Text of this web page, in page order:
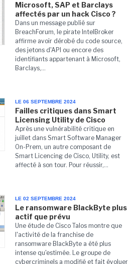
Microsoft, SAP et Barclays
affectés par un hack Cisco ?
Dans un message publié sur
BreachForum, le pirate IntelBroker
affirme avoir dérobé du code source,
des jetons d'API ou encore des
identifiants appartenant à Microsoft,
Barclays,...
LE 06 SEPTEMBRE 2024
Failles critiques dans Smart
Licensing Utility de Cisco
Après une vulnérabilité critique en
juillet dans Smart Software Manager
On-Prem, un autre composant de
Smart Licencing de Cisco, Utility, est
affecté à son tour. Pour réussir,...
LE 02 SEPTEMBRE 2024
Le ransomware BlackByte plus
actif que prévu
Une étude de Cisco Talos montre que
l'activité de la franchise de
ransomware BlackByte a été plus
intense qu'estimée. Le groupe de
cybercriminels a modifié et fait évoluer